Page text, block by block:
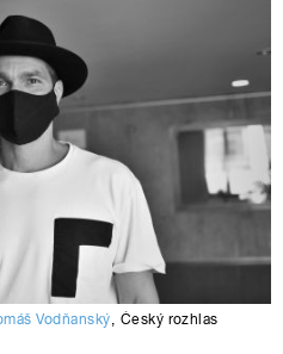
Vodňanský Český rozhlas